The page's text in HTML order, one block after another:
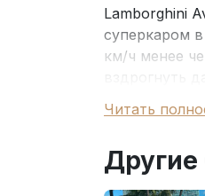
Lamborghini
суперкаром
км/ч менее
Высокие
быстрая
Читать